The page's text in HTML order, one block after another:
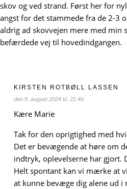
skov og ved strand. Først her for
angst for det stammede fra de 2-3
aldrig ad skovvejen mere med min
befærdede vej til hovedindgangen.
KIRSTEN ROTBØLL LASSEN
den 9. august 2024 kl. 21:46
Kære Marie
Tak for den oprigtighed med
Det er bevægende at høre om
indtryk, oplevelserne har gjort.
Helt spontant kan vi mærke at
at kunne bevæge dig alene ud i